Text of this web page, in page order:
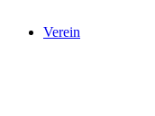
Verein